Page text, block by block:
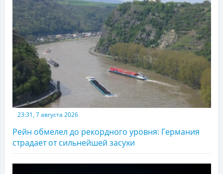
23:31, 7 августа 2026
Рейн обмелел до рекордного уровня: Германия
страдает от сильнейшей засухи